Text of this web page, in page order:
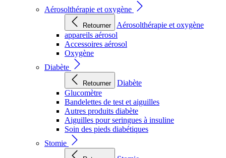
Aérosolthérapie et oxygène
Retourner
Aérosolthérapie et oxygène
appareils aérosol
Accessoires aérosol
Oxygène
Diabète
Retourner
Diabète
Glucomètre
Bandelettes de test et aiguilles
Autres produits diabète
Aiguilles pour seringues à insuline
Soin des pieds diabétiques
Stomie